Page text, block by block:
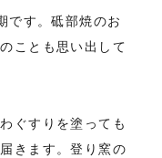
です。砥部焼のお
ことも思い出して
ぐすりを塗っても
きます。登り窯の